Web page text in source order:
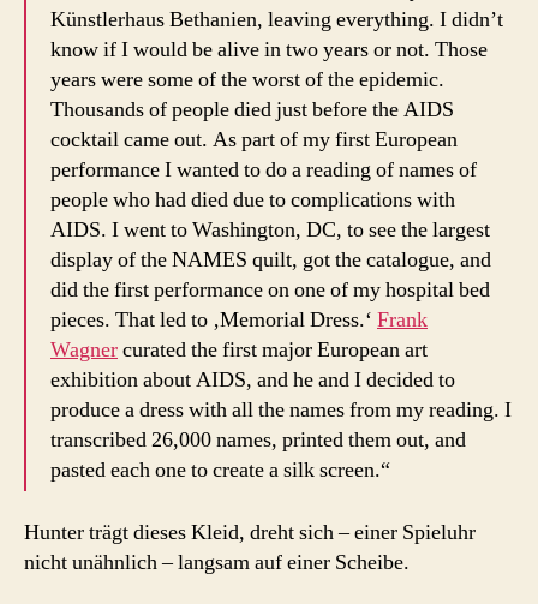
Künstlerhaus Bethanien, leaving everything. I didn’t
know if I would be alive in two years or not. Those
years were some of the worst of the epidemic.
Thousands of people died just before the AIDS
cocktail came out. As part of my first European
performance I wanted to do a reading of names of
people who had died due to complications with
AIDS. I went to Washington, DC, to see the largest
display of the NAMES quilt, got the catalogue, and
did the first performance on one of my hospital bed
pieces. That led to ‚Memorial Dress.‘ Frank
Wagnercurated the first major European art
exhibition about AIDS, and he and I decided to
produce a dress with all the names from my reading. I
transcribed 26,000 names, printed them out, and
pasted each one to create a silk screen.“
Hunter trägt dieses Kleid, dreht sich – einer Spieluhr
nicht unähnlich – langsam auf einer Scheibe.